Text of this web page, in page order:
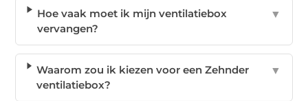
Hoe vaak moet ik mijn ventilatiebox
vervangen?
▼
Waarom zou ik kiezen voor een Zehnder
ventilatiebox?
▼